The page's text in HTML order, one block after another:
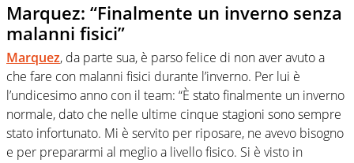
Marquez: “Finalmente un inverno senza
malanni fisici”
Marquez, da parte sua, è parso felice di non aver avuto a
che fare con malanni fisici durante l’inverno. Per lui è
l’undicesimo anno con il team: “È stato finalmente un inverno
normale, dato che nelle ultime cinque stagioni sono sempre
stato infortunato. Mi è servito per riposare, ne avevo bisogno
e per prepararmi al meglio a livello fisico. Si è visto in